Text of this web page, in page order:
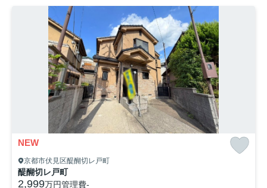
NEW
京都市伏見区醍醐切レ戸町
醍醐切レ戸町
2,999万円管理費-